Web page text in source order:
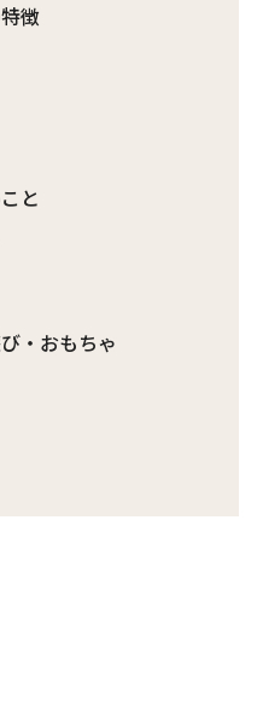
徴
と
・おもちゃ